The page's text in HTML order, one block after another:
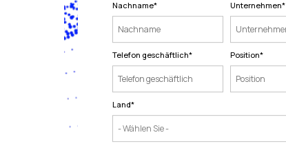
Nachname* Unternehmen*
Telefon geschäftlich* Position*
Land*